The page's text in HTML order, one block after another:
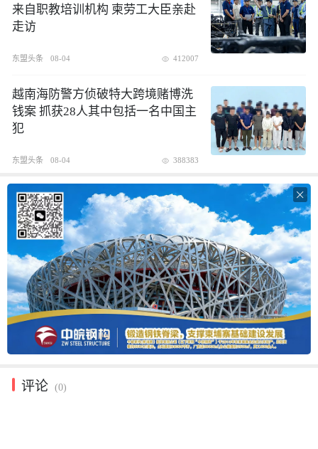
来自职教培训机构 柬劳工大臣亲赴
走访
东盟头条 08-04 412007
越南海防警方侦破特大跨境赌博洗
钱案 抓获28人其中包括一名中国主
犯
东盟头条 08-04 388383

评论 (0)